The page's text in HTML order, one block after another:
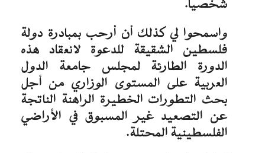
شخصيا.
واسمحوا لي كذلك أن أرحب بمبادرة دولة
فلسطين الشقيقة للدعوة لانعقاد هذه
الدورة الطارئة لمجلس جامعة الدول
العربية على المستوى الوزاري من أجل
بحث التطورات الخطيرة الراهنة الناتجة
عن التصعيد غير المسبوق في الأراضي
الفلسطينية المحتلة.